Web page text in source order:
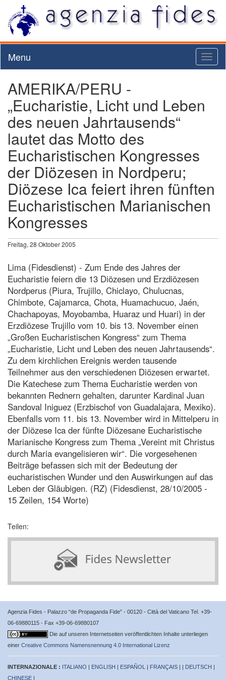
Menu
AMERIKA/PERU -
„Eucharistie, Licht und Leben
des neuen Jahrtausends“
lautet das Motto des
Eucharistischen Kongresses
der Diözesen in Nordperu;
Diözese Ica feiert ihren fünften
Eucharistischen Marianischen
Kongresses
Freitag, 28 Oktober 2005
Lima (Fidesdienst) - Zum Ende des Jahres der
Eucharistie feiern die 13 Diözesen und Erzdiözesen
Nordperus (Piura, Trujillo, Chiclayo, Chulucnas,
Chimbote, Cajamarca, Chota, Huamachucuo, Jaén,
Chachapoyas, Moyobamba, Huaraz und Huari) in der
Erzdiözese Trujillo vom 10. bis 13. November einen
„Großen Eucharistischen Kongress“ zum Thema
„Eucharistie, Licht und Leben des neuen Jahrtausends“.
Zu dem kirchlichen Ereignis werden tausende
Teilnehmer aus den verschiedenen Diözesen erwartet.
Die Katechese zum Thema Eucharistie werden von
bekannten Rednern gehalten, darunter Kardinal Juan
Sandoval Iniguez (Erzbischof von Guadalajara, Mexiko).
Ebenfalls vom 11. bis 13. November wird in Mittelperu in
der Diözese Ica der fünfte Diözesane Eucharistische
Marianische Kongress zum Thema „Vereint mit Christus
durch Maria evangelisieren wir“. Die vorgesehenen
Beiträge befassen sich mit der Bedeutung der
eucharistischen Wunder und den Auswirkungen auf das
Leben der Gläubigen. (RZ) (Fidesdienst, 28/10/2005 -
15 Zeilen, 154 Worte)
Teilen:
Agenzia Fides - Palazzo “de Propaganda Fide” - 00120 - Città del Vaticano Tel. +39-
06-69880115 - Fax +39-06-69880107
Die auf unseren Internetseiten veröffentlichten Inhalte unterliegen
einer Creative Commons Namensnennung 4.0 International Lizenz
INTERNAZIONALE : ITALIANO | ENGLISH | ESPAÑOL | FRANÇAIS | | DEUTSCH |
CHINESE |